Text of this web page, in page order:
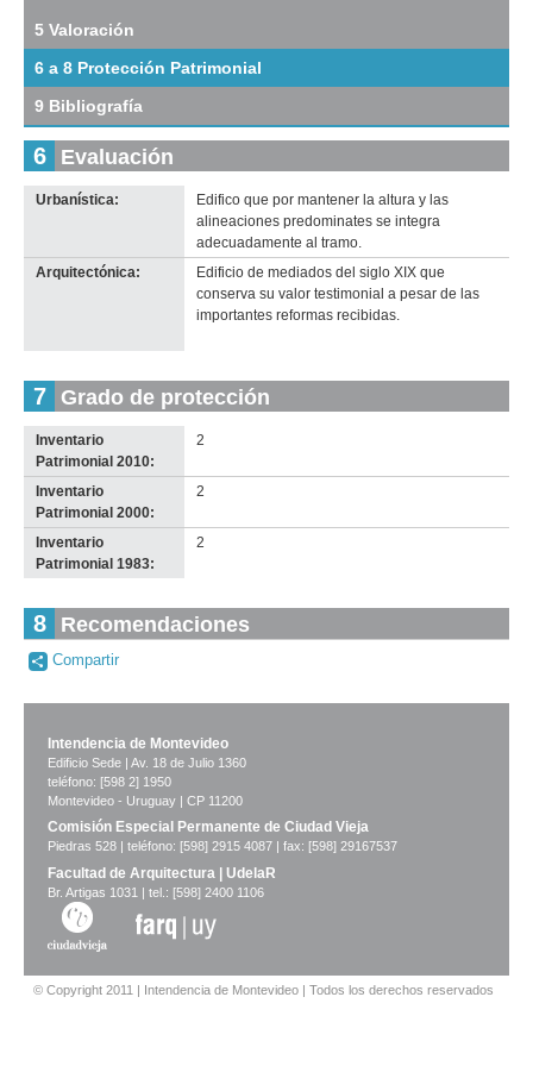
Agosto
1825
(R
5)
Descargar
tamaño
original
Rbla 25 de Agosto de 1825 (R 5)
Descarga tamaño completo
Anterior Pausa Siguiente
5 Valoración
6 a 8 Protección Patrimonial
9 Bibliografía
6 Evaluación
Urbanística:
Edifico que por mantener la altura y las
alineaciones predominates se integra
adecuadamente al tramo.
Arquitectónica:
Edificio de mediados del siglo XIX que
conserva su valor testimonial a pesar de las
importantes reformas recibidas.
7 Grado de protección
Inventario
Patrimonial 2010:
2
Inventario
Patrimonial 2000:
2
Inventario
Patrimonial 1983:
2
8 Recomendaciones
no
Compartir
Intendencia de Montevideo
Edificio Sede | Av. 18 de Julio 1360
teléfono: [598 2] 1950
Montevideo - Uruguay | CP 11200
Comisión Especial Permanente de Ciudad Vieja
Piedras 528 | teléfono: [598] 2915 4087 | fax: [598] 29167537
Facultad de Arquitectura | UdelaR
Br. Artigas 1031 | tel.: [598] 2400 1106
© Copyright 2011 | Intendencia de Montevideo | Todos los derechos reservados